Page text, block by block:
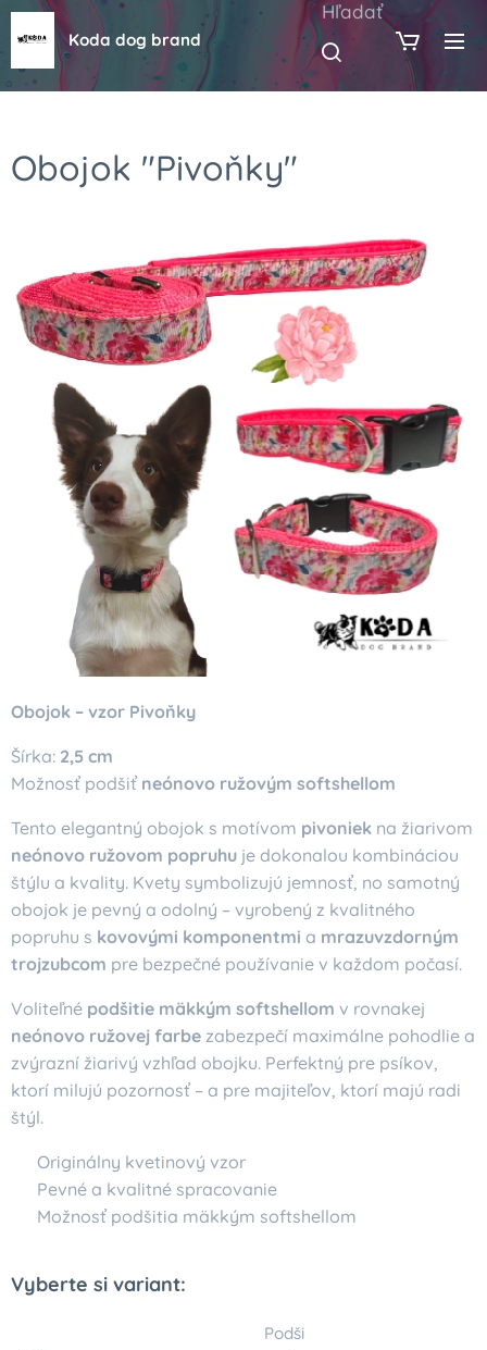
Koda dog brand
Hľadať
Obojok "Pivoňky"
Obojok – vzor Pivoňky
Šírka: 2,5 cm
Možnosť podšiť neónovo ružovým softshellom
Tento elegantný obojok s motívom pivoniek na žiarivom
neónovo ružovom popruhu je dokonalou kombináciou
štýlu a kvality. Kvety symbolizujú jemnosť, no samotný
obojok je pevný a odolný – vyrobený z kvalitného
popruhu s kovovými komponentmi a mrazuvzdorným
trojzubcom pre bezpečné používanie v každom počasí.
Voliteľné podšitie mäkkým softshellom v rovnakej
neónovo ružovej farbe zabezpečí maximálne pohodlie a
zvýrazní žiarivý vzhľad obojku. Perfektný pre psíkov,
ktorí milujú pozornosť – a pre majiteľov, ktorí majú radi
štýl.
✅ Originálny kvetinový vzor
✅ Pevné a kvalitné spracovanie
✅ Možnosť podšitia mäkkým softshellom
Vyberte si variant:
Podši